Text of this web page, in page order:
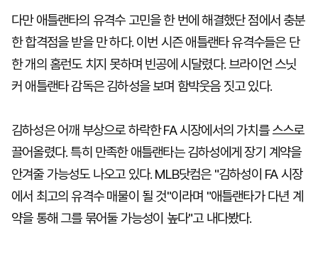
다만 애틀랜타의 유격수 고민을 한 번에 해결했단 점에서 충분
한 합격점을 받을 만 하다. 이번 시즌 애틀랜타 유격수들은 단
한 개의 홈런도 치지 못하며 빈공에 시달렸다. 브라이언 스닛
커 애틀랜타 감독은 김하성을 보며 함박웃음 짓고 있다.
김하성은 어깨 부상으로 하락한 FA 시장에서의 가치를 스스로
끌어올렸다. 특히 만족한 애틀랜타는 김하성에게 장기 계약을
안겨줄 가능성도 나오고 있다. MLB닷컴은 "김하성이 FA 시장
에서 최고의 유격수 매물이 될 것"이라며 "애틀랜타가 다년 계
약을 통해 그를 묶어둘 가능성이 높다"고 내다봤다.